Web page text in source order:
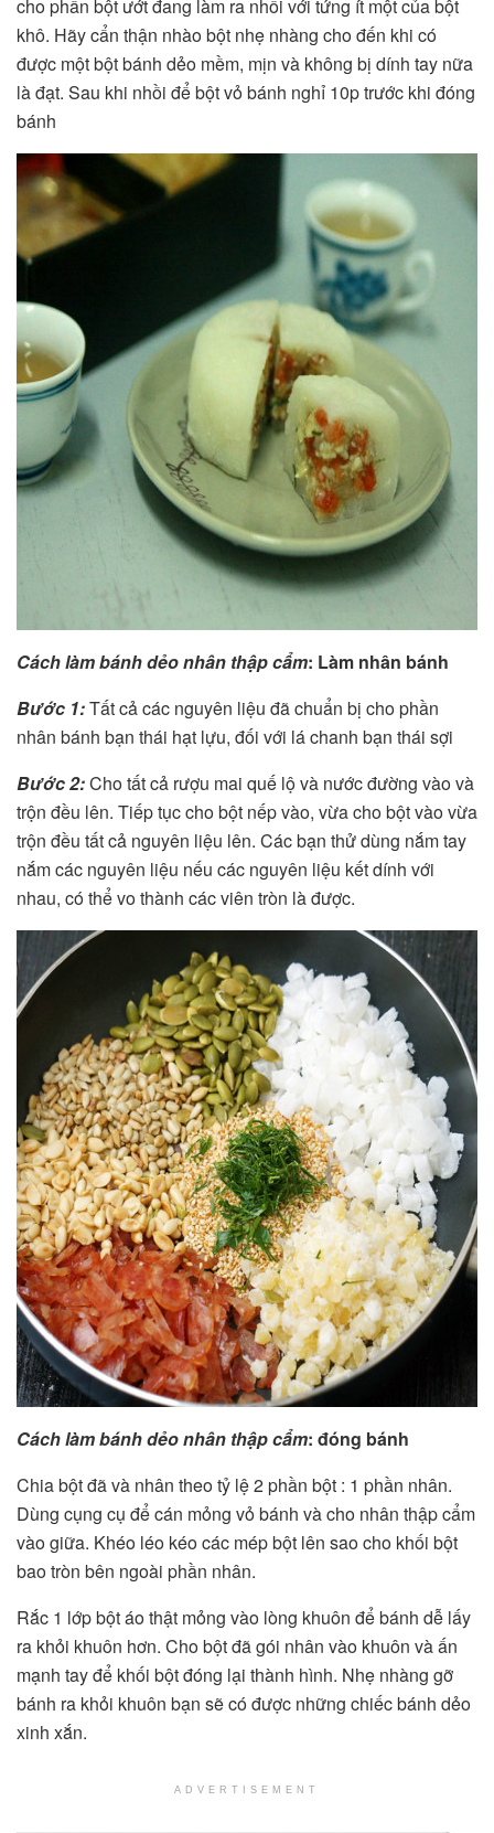
cho phần bột ướt đang làm ra nhồi với tứng ít một của bột
khô. Hãy cẩn thận nhào bột nhẹ nhàng cho đến khi có
được một bột bánh dẻo mềm, mịn và không bị dính tay nữa
là đạt. Sau khi nhồi để bột vỏ bánh nghỉ 10p trước khi đóng
bánh
Cách làm bánh dẻo nhân thập cẩm: Làm nhân bánh
Bước 1:Tất cả các nguyên liệu đã chuẩn bị cho phần
nhân bánh bạn thái hạt lựu, đối với lá chanh bạn thái sợi
Bước 2:Cho tất cả rượu mai quế lộ và nước đường vào và
trộn đều lên. Tiếp tục cho bột nếp vào, vừa cho bột vào vừa
trộn đều tất cả nguyên liệu lên. Các bạn thử dùng nắm tay
nắm các nguyên liệu nếu các nguyên liệu kết dính với
nhau, có thể vo thành các viên tròn là được.
Cách làm bánh dẻo nhân thập cẩm: đóng bánh
Chia bột đã và nhân theo tỷ lệ 2 phần bột : 1 phần nhân.
Dùng cụng cụ để cán mỏng vỏ bánh và cho nhân thập cẩm
vào giữa. Khéo léo kéo các mép bột lên sao cho khối bột
bao tròn bên ngoài phần nhân.
Rắc 1 lớp bột áo thật mỏng vào lòng khuôn để bánh dễ lấy
ra khỏi khuôn hơn. Cho bột đã gói nhân vào khuôn và ấn
mạnh tay để khối bột đóng lại thành hình. Nhẹ nhàng gỡ
bánh ra khỏi khuôn bạn sẽ có được những chiếc bánh dẻo
xinh xắn.
ADVERTISEMENT